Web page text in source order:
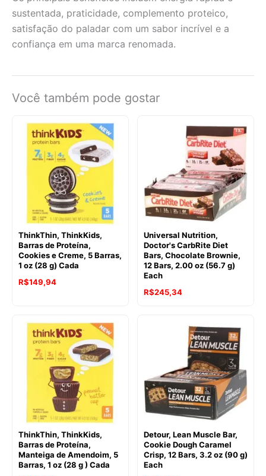
sustentada, praticidade, complemento proteico,
satisfação do paladar com um sabor incrível e a
confiança em uma marca renomada.
Você também pode gostar
ThinkThin, ThinkKids,
Barras de Proteína,
Cookies e Creme, 5 Barras,
1 oz (28 g) Cada
R$149,94
Universal Nutrition,
Doctor's CarbRite Diet
Bars, Chocolate Brownie,
12 Bars, 2.00 oz (56.7 g)
Each
R$245,34
ThinkThin, ThinkKids,
Barras de Proteína,
Manteiga de Amendoim, 5
Barras, 1 oz (28 g ) Cada
Detour, Lean Muscle Bar,
Cookie Dough Caramel
Crisp, 12 Bars, 3.2 oz (90 g)
Each